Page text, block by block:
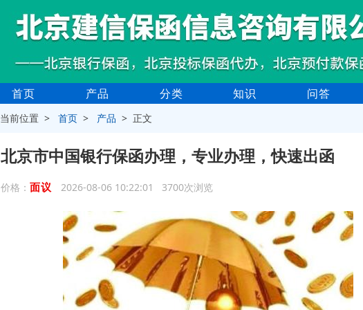
首页 产品 分类 知识 问答
当前位置 >首页 > 产品 > 正文
北京市中国银行保函办理，专业办理，快速出函
价格： 面议 2026-08-06 10:22:01 3700次浏览